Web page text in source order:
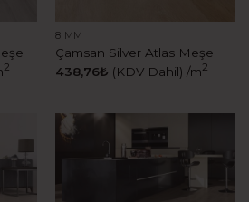
2
8 MM
Çamsan Silver Atlas Meşe
438,76₺ (KDV Dahil) /m2